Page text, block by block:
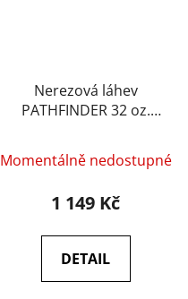
Nerezová láhev
PATHFINDER 32 oz.
Momentálně nedostupné
1 149 Kč
DETAIL